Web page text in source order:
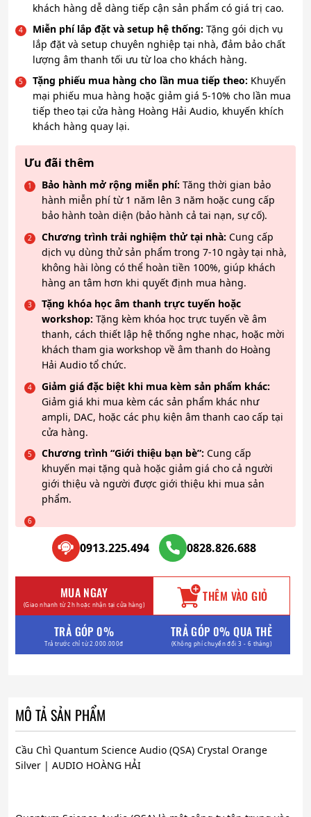
khách hàng dễ dàng tiếp cận sản phẩm có giá trị cao.
Miễn phí lắp đặt và setup hệ thống: Tặng gói dịch vụ
lắp đặt và setup chuyên nghiệp tại nhà, đảm bảo chất
lượng âm thanh tối ưu từ loa cho khách hàng.
Tặng phiếu mua hàng cho lần mua tiếp theo: Khuyến
mại phiếu mua hàng hoặc giảm giá 5-10% cho lần mua
tiếp theo tại cửa hàng Hoàng Hải Audio, khuyến khích
khách hàng quay lại.
Ưu đãi thêm
Bảo hành mở rộng miễn phí: Tăng thời gian bảo
hành miễn phí từ 1 năm lên 3 năm hoặc cung cấp
bảo hành toàn diện (bảo hành cả tai nạn, sự cố).
Chương trình trải nghiệm thử tại nhà: Cung cấp
dịch vụ dùng thử sản phẩm trong 7-10 ngày tại nhà,
không hài lòng có thể hoàn tiền 100%, giúp khách
hàng an tâm hơn khi quyết định mua hàng.
Tặng khóa học âm thanh trực tuyến hoặc
workshop: Tặng kèm khóa học trực tuyến về âm
thanh, cách thiết lập hệ thống nghe nhạc, hoặc mời
khách tham gia workshop về âm thanh do Hoàng
Hải Audio tổ chức.
Giảm giá đặc biệt khi mua kèm sản phẩm khác:
Giảm giá khi mua kèm các sản phẩm khác như
ampli, DAC, hoặc các phụ kiện âm thanh cao cấp tại
cửa hàng.
Chương trình “Giới thiệu bạn bè”: Cung cấp
khuyến mại tặng quà hoặc giảm giá cho cả người
giới thiệu và người được giới thiệu khi mua sản
phẩm.
0913.225.494 0828.826.688
MUA NGAY
(Giao nhanh từ 2h hoặc nhận tại cửa hàng) THÊM VÀO GIỎ
TRẢ GÓP 0%
Trả trước chỉ từ 2.000.000đ
TRẢ GÓP 0% QUA THẺ
(Không phí chuyển đổi 3 - 6 tháng)
MÔ TẢ SẢN PHẨM
Cầu Chì Quantum Science Audio (QSA) Crystal Orange
Silver | AUDIO HOÀNG HẢI